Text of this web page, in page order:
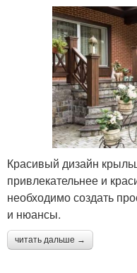
Красивый дизайн
привлекательнее и
необходимо создать
и нюансы.
читать дальше →